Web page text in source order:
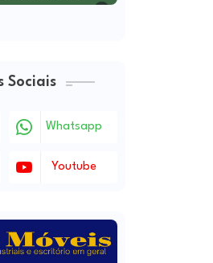
Sociais
Whatsapp
Youtube